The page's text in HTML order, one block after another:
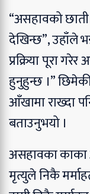
“असहावको
देखिन्छ”, उहाँले
प्रक्रिया पूरा
हुनुहुन्छ ।”
आँखामा राख्दा
बताउनुभयो ।
असहावका
मृत्युले निकै